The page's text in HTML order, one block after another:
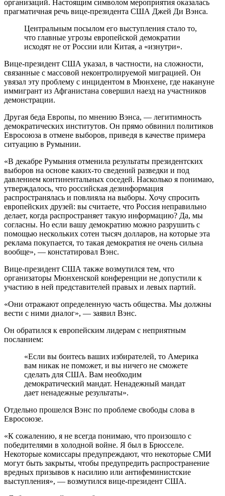
организаций. Настоящим символом мероприятия оказалась
прагматичная речь вице-президента США Джей Ди Вэнса.
Центральным посылом его выступления стало то,
что главные угрозы европейской демократии
исходят не от России или Китая, а «изнутри».
Вице-президент США указал, в частности, на сложности,
связанные с массовой неконтролируемой миграцией. Он
увязал эту проблему с инцидентом в Мюнхене, где накануне
иммигрант из Афганистана совершил наезд на участников
демонстрации.
Другая беда Европы, по мнению Вэнса, — легитимность
демократических институтов. Он прямо обвинил политиков
Евросоюза в отмене выборов, приведя в качестве примера
ситуацию в Румынии.
«В декабре Румыния отменила результаты президентских
выборов на основе каких-то сведений разведки и под
давлением континентальных соседей. Насколько я понимаю,
утверждалось, что российская дезинформация
распространялась и повлияла на выборы. Хочу спросить
европейских друзей: вы считаете, что Россия неправильно
делает, когда распространяет такую информацию? Да, мы
согласны. Но если вашу демократию можно разрушить с
помощью нескольких сотен тысяч долларов, на которые эта
реклама покупается, то такая демократия не очень сильна
вообще», — констатировал Вэнс.
Вице-президент США также возмутился тем, что
организаторы Мюнхенской конференции не допустили к
участию в ней представителей правых и левых партий.
«Они отражают определенную часть общества. Мы должны
вести с ними диалог», — заявил Вэнс.
Он обратился к европейским лидерам с неприятным
посланием:
«Если вы боитесь ваших избирателей, то Америка
вам никак не поможет, и вы ничего не сможете
сделать для США. Вам необходим
демократический мандат. Ненадежный мандат
дает ненадежные результаты».
Отдельно прошелся Вэнс по проблеме свободы слова в
Евросоюзе.
«К сожалению, я не всегда понимаю, что произошло с
победителями в холодной войне. Я был в Брюсселе.
Некоторые комиссары предупреждают, что некоторые СМИ
могут быть закрыты, чтобы предупредить распространение
вредных призывов к насилию или антифеминистские
выступления», — возмутился вице-президент США.